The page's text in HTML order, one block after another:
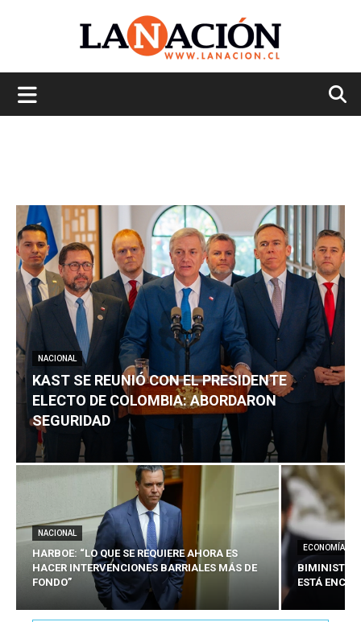
NACIONAL
KAST SE REUNIÓ CON EL PRESIDENTE
ELECTO DE COLOMBIA: ABORDARON
SEGURIDAD
NACIONAL
HARBOE: “LO QUE SE REQUIERE AHORA ES
HACER INTERVENCIONES BARRIALES MÁS DE
FONDO”
ECONOMÍA
BIMINISTRO
ESTÁ